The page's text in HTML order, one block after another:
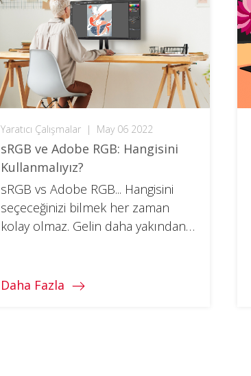
Yaratıcı Çalışmalar | May 06 2022
sRGB ve Adobe RGB: Hangisini
Kullanmalıyız?
sRGB vs Adobe RGB... Hangisini
seçeceğinizi bilmek her zaman
kolay olmaz. Gelin daha yakından
Daha Fazla